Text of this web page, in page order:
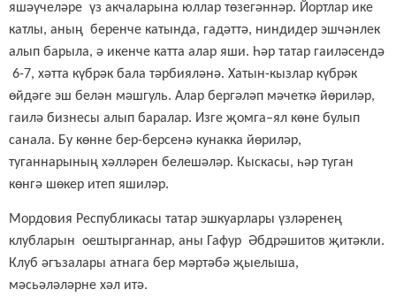
яшәүчеләре үз акчаларына юллар төзегәннәр. Йортлар ике
катлы, аның беренче катында, гадәттә, ниндидер эшчәнлек
алып барыла, ә икенче катта алар яши. Һәр татар гаиләсендә
6-7, хәтта күбрәк бала тәрбияләнә. Хатын-кызлар күбрәк
өйдәге эш белән мәшгуль. Алар бергәләп мәчеткә йөриләр,
гаилә бизнесы алып баралар. Изге җомга–ял көне булып
санала. Бу көнне бер-берсенә кунакка йөриләр,
туганнарының хәлләрен белешәләр. Кыскасы, һәр туган
көнгә шөкер итеп яшиләр.
Мордовия Республикасы татар эшкуарлары үзләренең
клубларын оештырганнар, аны Гафур Әбдрәшитов җитәкли.
Клуб әгъзалары атнага бер мәртәбә җыелыша,
мәсьәләләрне хәл итә.